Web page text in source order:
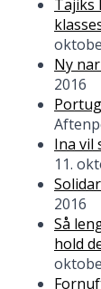
Tajiks
Ny
2016
Ina vil
11.
2016
Så
hold